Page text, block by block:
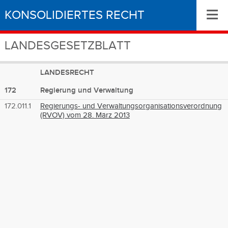
KONSOLIDIERTES RECHT
LANDESGESETZBLATT
≡
LANDESRECHT
172
Regierung und Verwaltung
172.011.1
Regierungs- und Verwaltungsorganisationsverordnung
(RVOV) vom 28. März 2013